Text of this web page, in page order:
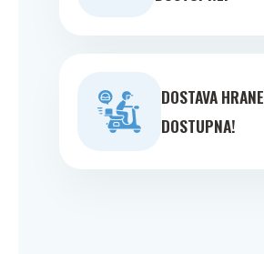
DOSTAVA HRANE
DOSTUPNA!